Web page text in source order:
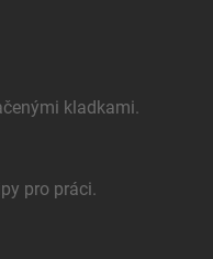
kladkami.
pro práci.